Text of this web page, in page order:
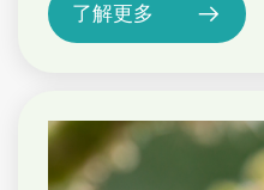
了解更多